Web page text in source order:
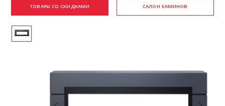
ТОВАРЫ СО СКИДКАМИ САЛОН КАМИНОВ